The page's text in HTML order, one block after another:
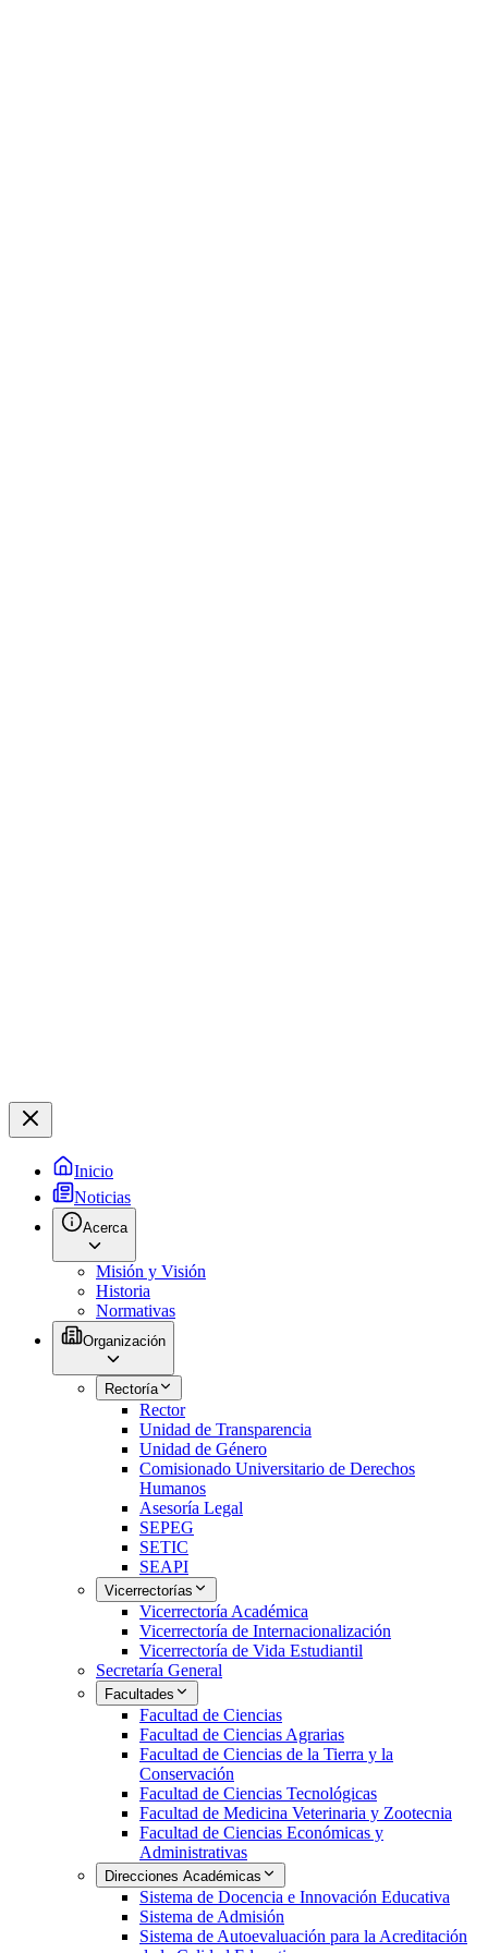
Inicio
Noticias
Acerca
Misión y Visión
Historia
Normativas
Organización
Rectoría
Rector
Unidad de Transparencia
Unidad de Género
Comisionado Universitario de Derechos
Humanos
Asesoría Legal
SEPEG
SETIC
SEAPI
Vicerrectorías
Vicerrectoría Académica
Vicerrectoría de Internacionalización
Vicerrectoría de Vida Estudiantil
Secretaría General
Facultades
Facultad de Ciencias
Facultad de Ciencias Agrarias
Facultad de Ciencias de la Tierra y la
Conservación
Facultad de Ciencias Tecnológicas
Facultad de Medicina Veterinaria y Zootecnia
Facultad de Ciencias Económicas y
Administrativas
Direcciones Académicas
Sistema de Docencia e Innovación Educativa
Sistema de Admisión
Sistema de Autoevaluación para la Acreditación